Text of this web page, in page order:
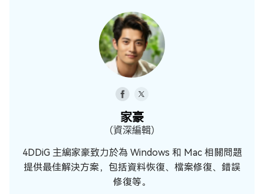
家豪
（資深編輯）
4DDiG 主編家豪致力於為 Windows 和 Mac 相關問題
提供最佳解決方案，包括資料恢復、檔案修復、錯誤
修復等。